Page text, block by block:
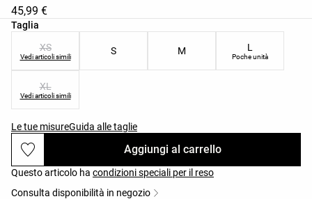
45,99 €
Taglia
Elenco delle taglie del prodotto
XS
Vedi articoli simili
S M L
Poche unità
XL
Vedi articoli simili
Le tue misureGuida alle taglie
Aggiungi al carrello
Questo articolo ha condizioni speciali per il reso
Consulta disponibilità in negozio